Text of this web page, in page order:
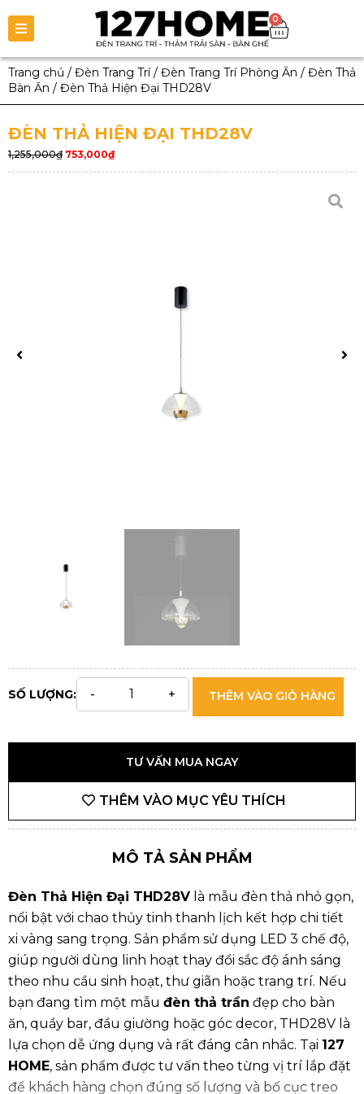
0
Trang chủ / Đèn Trang Trí/ Đèn Trang Trí Phòng Ăn / Đèn Thả
Bàn Ăn / Đèn Thả Hiện Đại THD28V
ĐÈN THẢ HIỆN ĐẠI THD28V
1,255,000₫ 753,000₫
SỐ LƯỢNG: THÊM VÀO GIỎ HÀNG
TƯ VẤN MUA NGAY
THÊM VÀO MỤC YÊU THÍCH
MÔ TẢ SẢN PHẨM
Đèn Thả Hiện Đại THD28V là mẫu đèn thả nhỏ gọn,
nổi bật với chao thủy tinh thanh lịch kết hợp chi tiết
xi vàng sang trọng. Sản phẩm sử dụng LED 3 chế độ,
giúp người dùng linh hoạt thay đổi sắc độ ánh sáng
theo nhu cầu sinh hoạt, thư giãn hoặc trang trí. Nếu
bạn đang tìm một mẫu đèn thả trần đẹp cho bàn
ăn, quầy bar, đầu giường hoặc góc decor, THD28V là
lựa chọn dễ ứng dụng và rất đáng cân nhắc. Tại 127
HOME, sản phẩm được tư vấn theo từng vị trí lắp đặt
để khách hàng chọn đúng số lượng và bố cục treo